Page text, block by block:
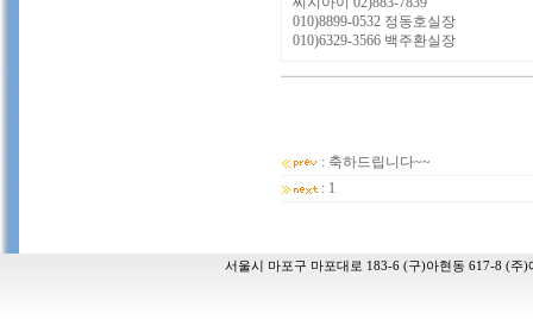
서울시 마포구 마포대로 183-6 (구)아현동 617-8 (주)